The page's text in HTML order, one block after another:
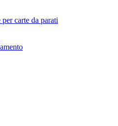
carte da parati